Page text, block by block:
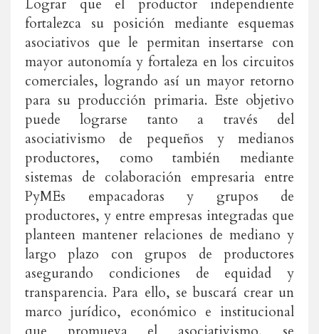
Lograr que el productor independiente
fortalezca su posición mediante esquemas
asociativos que le permitan insertarse con
mayor autonomía y fortaleza en los circuitos
comerciales, logrando así un mayor retorno
para su producción primaria. Este objetivo
puede lograrse tanto a través del
asociativismo de pequeños y medianos
productores, como también mediante
sistemas de colaboración empresaria entre
PyMEs empacadoras y grupos de
productores, y entre empresas integradas que
planteen mantener relaciones de mediano y
largo plazo con grupos de productores
asegurando condiciones de equidad y
transparencia. Para ello, se buscará crear un
marco jurídico, económico e institucional